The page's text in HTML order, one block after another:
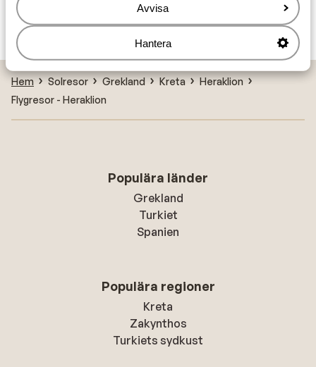
Avvisa
Hantera
Airis Boutique & Suites - endast vuxna
Hem Solresor Grekland Kreta
Heraklion
Flygresor - Heraklion
Populära länder
Grekland
Turkiet
Spanien
Populära regioner
Kreta
Zakynthos
Turkiets sydkust